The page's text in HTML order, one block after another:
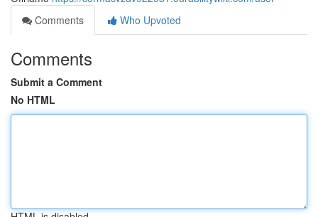
Comments
Who Upvoted
Comments
Submit a Comment
No HTML